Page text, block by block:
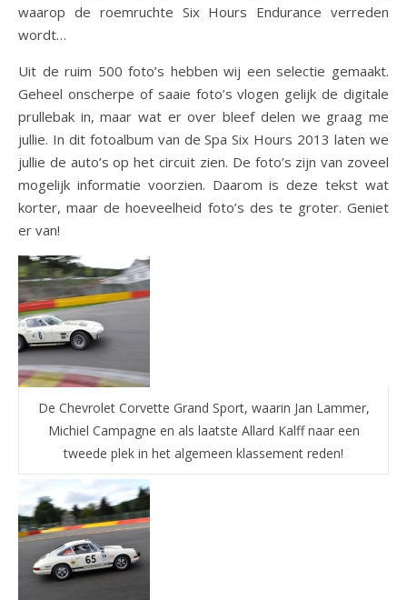
waarop de roemruchte Six Hours Endurance verreden
wordt…
Uit de ruim 500 foto’s hebben wij een selectie gemaakt.
Geheel onscherpe of saaie foto’s vlogen gelijk de digitale
prullebak in, maar wat er over bleef delen we graag me
jullie. In dit fotoalbum van de Spa Six Hours 2013 laten we
jullie de auto’s op het circuit zien. De foto’s zijn van zoveel
mogelijk informatie voorzien. Daarom is deze tekst wat
korter, maar de hoeveelheid foto’s des te groter. Geniet
er van!
De Chevrolet Corvette Grand Sport, waarin Jan Lammer,
Michiel Campagne en als laatste Allard Kalff naar een
tweede plek in het algemeen klassement reden!